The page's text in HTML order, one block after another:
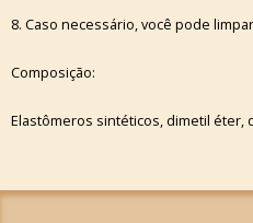
8. Caso necessário, você pode
Composição:
Elastômeros sintéticos, dimetil éter,